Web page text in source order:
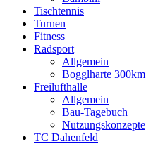
Tischtennis
Turnen
Fitness
Radsport
Allgemein
Bogglharte 300km
Freilufthalle
Allgemein
Bau-Tagebuch
Nutzungskonzepte
TC Dahenfeld